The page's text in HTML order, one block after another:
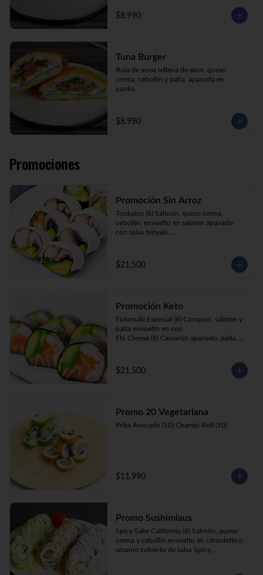
$8.990
Tuna Burger
Bola de arroz rellena de atún, queso
crema, cebollín y palta, apanada en
panko.
$8.990
Promociones
Promoción Sin Arroz
Tonkatsu (8) Salmón, queso crema,
cebollín, envuelto en salmón apanado
con salsa teriyaki
Sake Ebi (8) Camarón, salmón, queso
crema y cebollín envuelto en palta.
$21.500
Promoción Keto
Futomaki Especial (8) Camarón, salmón y
palta envuelto en nori
Ebi Chesse (8) Camarón apanado, palta y
Sake Ebi (8) Camarón, salmón, queso
crema y cebollín envuelto en palta.
$21.500
Promo 20 Vegetariana
Prika Avocado (10) Champi Roll (10)
$11.990
Promo Sushimiaus
Spicy Sake California (8) Salmón, queso
crema y cebollín envuelto en ciboulette o
sésamo cubierto de salsa Spicy.